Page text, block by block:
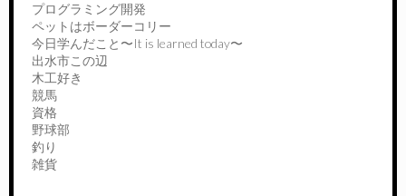
プログラミング開発
ペットはボーダーコリー
今日学んだこと〜It is learned today〜
出水市この辺
木工好き
競馬
資格
野球部
釣り
雑貨